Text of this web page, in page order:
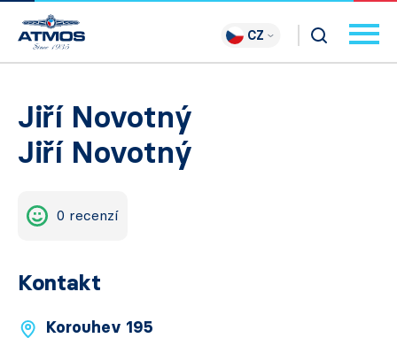
CZ
Jiří Novotný
Jiří Novotný
0 recenzí
Kontakt
Korouhev 195